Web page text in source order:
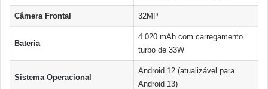
Câmera Frontal 32MP
Bateria
4.020 mAh com carregamento
turbo de 33W
Sistema Operacional
Android 12 (atualizável para
Android 13)